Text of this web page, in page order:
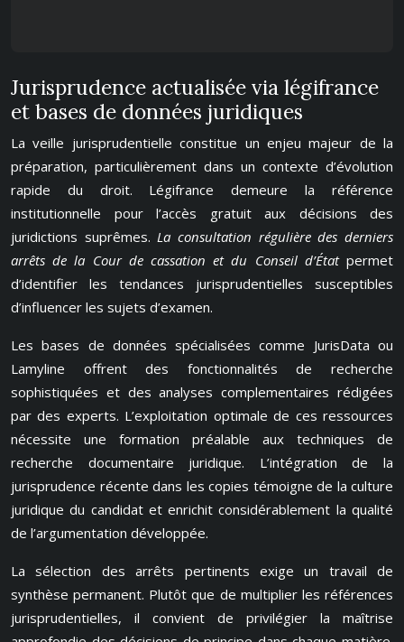
Jurisprudence actualisée via légifrance
et bases de données juridiques
La veille jurisprudentielle constitue un enjeu majeur de la
préparation, particulièrement dans un contexte d’évolution
rapide du droit. Légifrance demeure la référence
institutionnelle pour l’accès gratuit aux décisions des
juridictions suprêmes.La consultation régulière des derniers
arrêts de la Cour de cassation et du Conseil d’Étatpermet
d’identifier les tendances jurisprudentielles susceptibles
d’influencer les sujets d’examen.
Les bases de données spécialisées comme JurisData ou
Lamyline offrent des fonctionnalités de recherche
sophistiquées et des analyses complementaires rédigées
par des experts. L’exploitation optimale de ces ressources
nécessite une formation préalable aux techniques de
recherche documentaire juridique. L’intégration de la
jurisprudence récente dans les copies témoigne de la culture
juridique du candidat et enrichit considérablement la qualité
de l’argumentation développée.
La sélection des arrêts pertinents exige un travail de
synthèse permanent. Plutôt que de multiplier les références
jurisprudentielles, il convient de privilégier la maîtrise